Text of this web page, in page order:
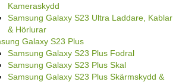
Kameraskydd
Samsung Galaxy S23 Ultra Laddare, Kablar
& Hörlurar
Galaxy S23 Plus
Samsung Galaxy S23 Plus Fodral
Samsung Galaxy S23 Plus Skal
Samsung Galaxy S23 Plus Skärmskydd &